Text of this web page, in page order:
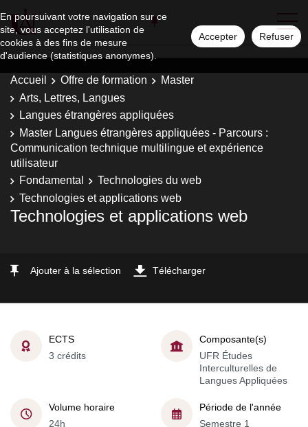
En poursuivant votre navigation sur ce
site, vous acceptez l'utilisation de
cookies à des fins de mesure
d'audience (statistiques anonymes).
Accepter Refuser
Accueil Offre de formation
Master
Arts, Lettres, Langues
Langues étrangères appliquées
Master Langues étrangères appliquées - Parcours :
Communication technique multilingue et expérience
utilisateur
Fondamental
Technologies du web
Technologies et applications web
Technologies et applications web
Ajouter à la sélection Télécharger
ECTS
3 crédits
Composante(s)
UFR Études
Interculturelles de
Langues Appliquées
Volume horaire
24h
Période de l'année
Semestre 1